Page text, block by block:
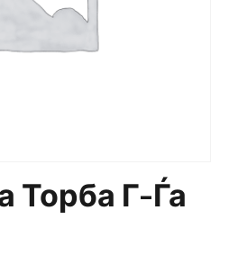
Торба Г-Ѓа